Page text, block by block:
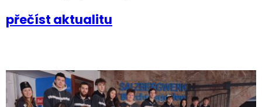
přečíst aktualitu